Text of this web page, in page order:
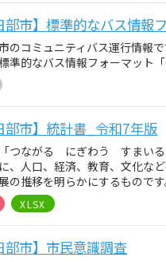
部市】標準的なバス情報
のコミュニティバス運行情報
準的なバス情報フォーマット
部市】統計書_令和7年版
つながる にぎわう すまいる
、人口、経済、教育、文化な
の推移を明らかにするもので
XLSX
部市】市民意識調査